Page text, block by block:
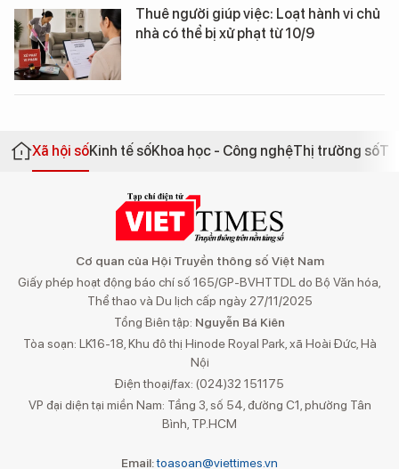
Thuê người giúp việc: Loạt hành vi chủ
nhà có thể bị xử phạt từ 10/9
Xã hội sốKinh tế sốKhoa học - Công nghệThị trường số
Cơ quan của Hội Truyền thông số Việt Nam
Giấy phép hoạt động báo chí số 165/GP-BVHTTDL do Bộ Văn hóa,
Thể thao và Du lịch cấp ngày 27/11/2025
Tổng Biên tập: Nguyễn Bá Kiên
Tòa soạn: LK16-18, Khu đô thị Hinode Royal Park, xã Hoài Đức, Hà
Nội
Điện thoại/fax: (024)32 151175
VP đại diện tại miền Nam: Tầng 3, số 54, đường C1, phường Tân
Bình, TP.HCM
Email:toasoan@viettimes.vn